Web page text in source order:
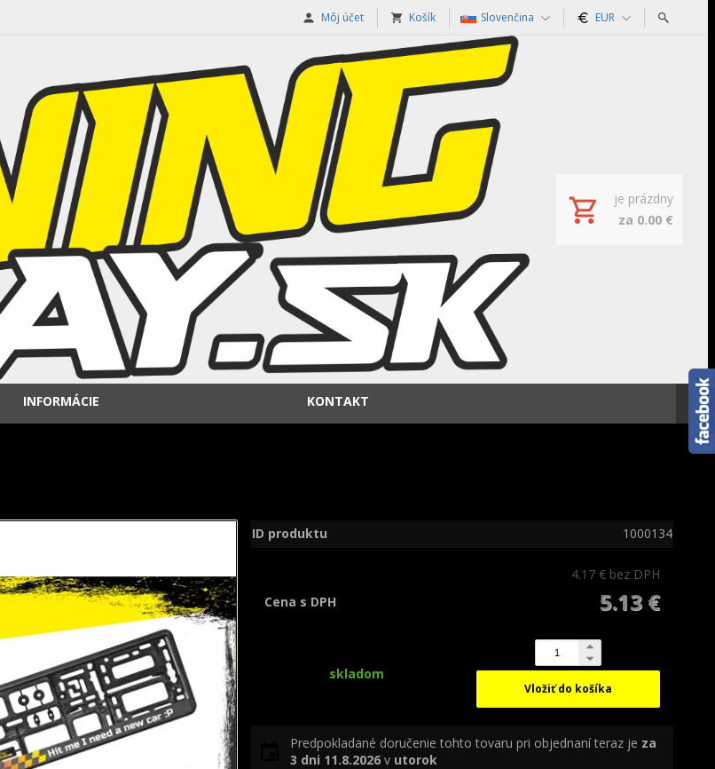
Môj účet Košík Slovenčina EUR
je prázdny
za 0.00 €
INFORMÁCIE KONTAKT
ID produktu 1000134
4.17 € bez DPH
5.13 €
Cena s DPH
skladom
Vložiť do košíka
Predpokladané doručenie tohto tovaru pri objednaní teraz je za
3 dni 11.8.2026 v utorok